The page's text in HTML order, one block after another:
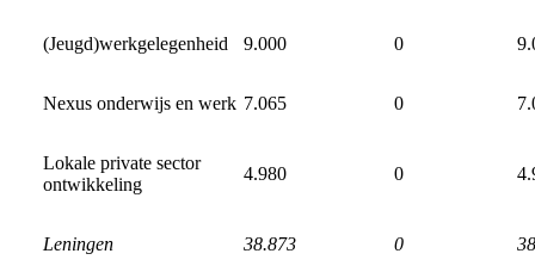
(Jeugd)werkgelegenheid 9.000 0
Nexus onderwijs en werk 7.065 0
Lokale private sector
ontwikkeling
4.980 0
Leningen 38.873 0